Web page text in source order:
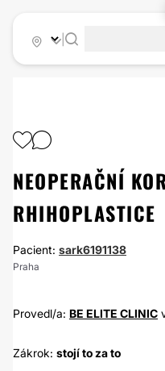
NEOPERAČNÍ
RHIHOPLASTICE
Pacient: sark6191138
Praha
Provedl/a: BE ELITE CLINIC
Zákrok: stojí to za to